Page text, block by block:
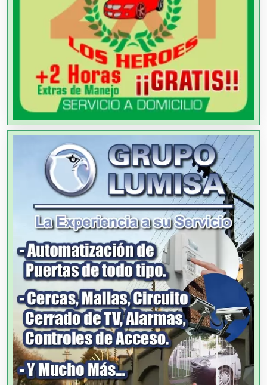
Almacenaje
Alquiler de Autos
Alquiler de Equipos para Fiestas
Alquiler de Sillas y Mesas
Alquiler de Trajes de Etiqueta
Alta Costura
Aluminio
Ambulancias